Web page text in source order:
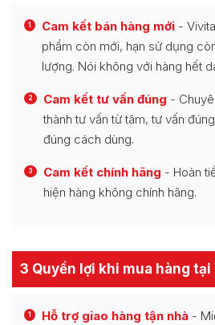
1 Cam kết bán hàng mới -
phẩm còn mới, hạn sử dụng
lượng. Nói không với hàng hết
2 Cam kết tư vấn đúng -
thành tư vấn từ tâm, tư vấn
đúng cách dùng.
3 Cam kết chính hãng - Hoàn
hiện hàng không chính hãng.
3 Quyền lợi khi mua hàng
1 Hỗ trợ giao hàng tận nhà -